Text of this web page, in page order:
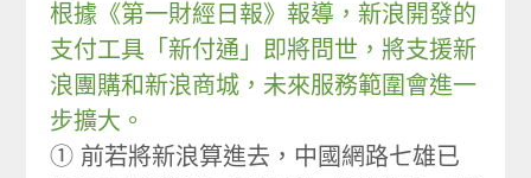
根據《第一財經日報》報導，新浪開發的
支付工具「新付通」即將問世，將支援新
浪團購和新浪商城，未來服務範圍會進一
步擴大。
① 前若將新浪算進去，中國網路七雄已